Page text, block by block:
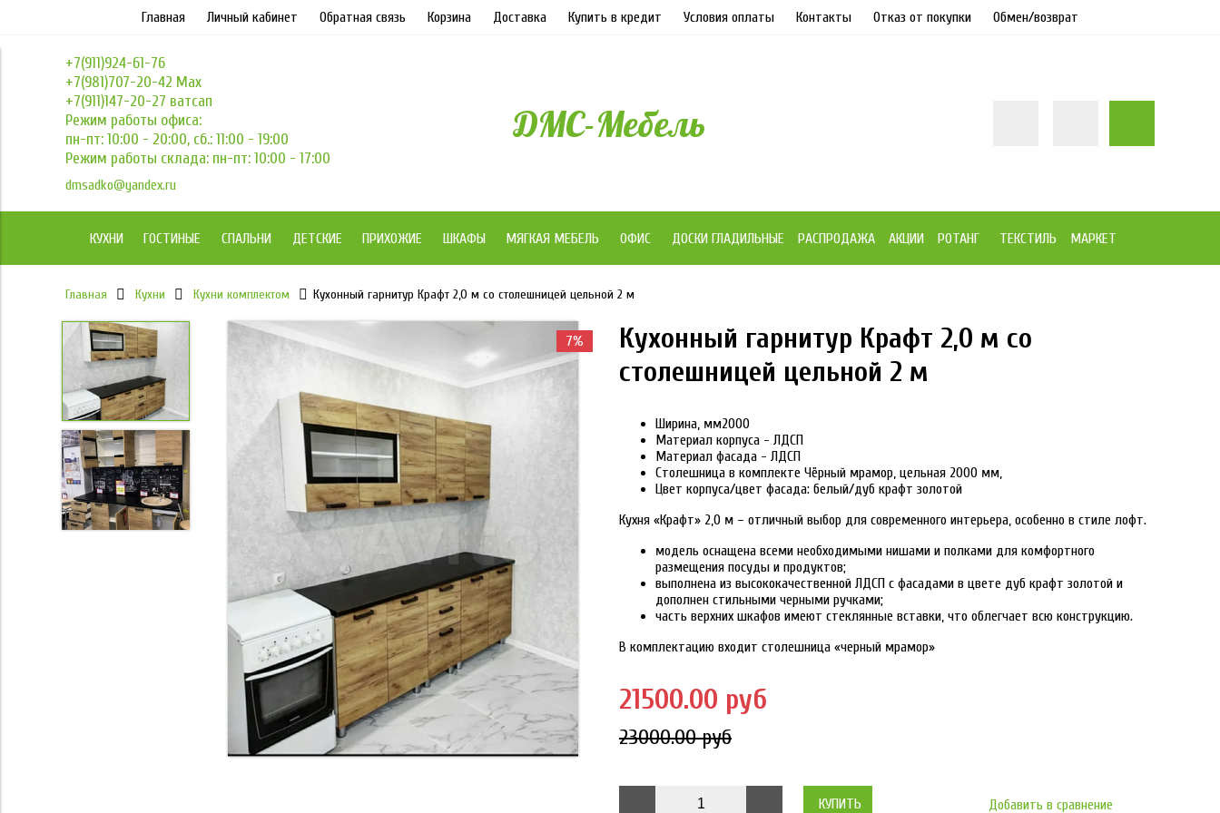
Главная Личный кабинет Обратная связь Корзина Доставка Купить в кредит Условия оплаты Контакты Отказ от покупки Обмен/возврат
+7(911)924-61-76
+7(981)707-20-42 Max
+7(911)147-20-27 ватсап
Режим работы офиса:
пн-пт: 10:00 - 20:00, сб.: 11:00 - 19:00
Режим работы склада: пн-пт: 10:00 - 17:00
dmsadko@yandex.ru
ДМС-Мебель
КУХНИ ГОСТИНЫЕ СПАЛЬНИ ДЕТСКИЕ ПРИХОЖИЕ ШКАФЫ МЯГКАЯ МЕБЕЛЬ ОФИС ДОСКИ ГЛАДИЛЬНЫЕ РАСПРОДАЖА АКЦИИ РОТАНГ ТЕКСТИЛЬ МАРКЕТ
Главная Кухни Кухни комплектом Кухонный гарнитур Крафт 2,0 м со столешницей цельной 2 м
7% 7%
Кухонный гарнитур Крафт 2,0 м со
столешницей цельной 2 м
Ширина, мм2000
Материал корпуса - ЛДСП
Материал фасада - ЛДСП
Столешница в комплекте Чёрный мрамор, цельная 2000 мм,
Цвет корпуса/цвет фасада: белый/дуб крафт золотой
Кухня «Крафт» 2,0 м – отличный выбор для современного интерьера, особенно в стиле лофт.
модель оснащена всеми необходимыми нишами и полками для комфортного
размещения посуды и продуктов;
выполнена из высококачественной ЛДСП с фасадами в цвете дуб крафт золотой и
дополнен стильными черными ручками;
часть верхних шкафов имеют стеклянные вставки, что облегчает всю конструкцию.
В комплектацию входит столешница «черный мрамор»
21500.00 руб
23000.00 руб
КУПИТЬ Добавить в сравнение